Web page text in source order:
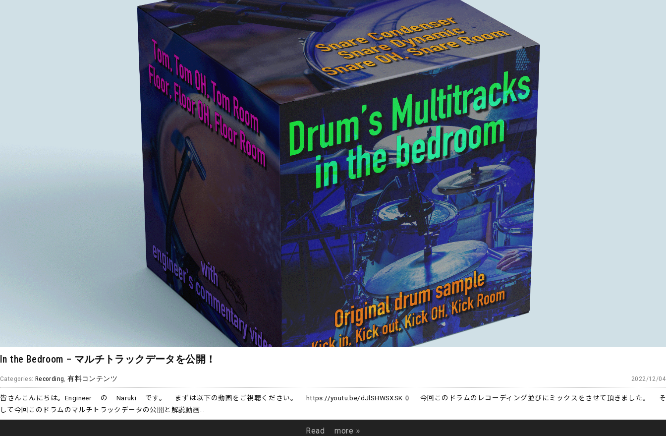
In the Bedroom – マルチトラックデータを公開！
Categories: Recording ,有料コンテンツ 2022/12/04
皆さんこんにちは。Engineer の Naruki です。 まずは以下の動画をご視聴ください。 https://youtu.be/dJlSHWSXSK0 今回このドラムのレコーディング並びにミックスをさせて頂きました。 そ
して今回このドラムのマルチトラックデータの公開と解説動画…
Read more